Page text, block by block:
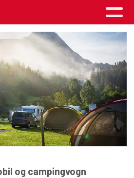
og campingvogn